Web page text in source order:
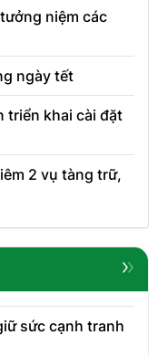
niệm các
ngày tết
triển khai cài đặt
2 vụ tàng trữ,
sức cạnh tranh